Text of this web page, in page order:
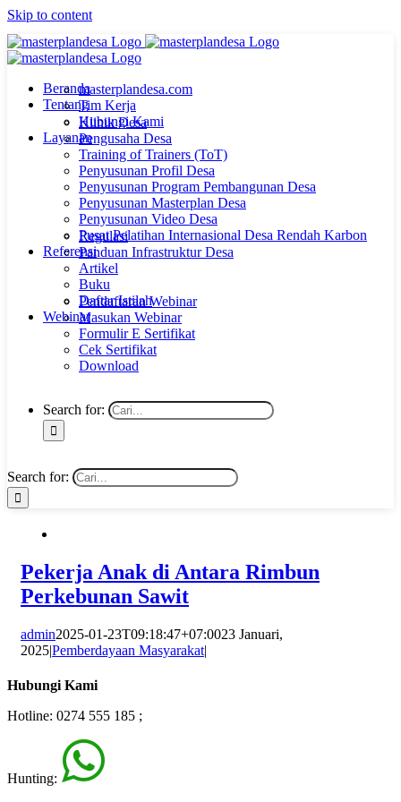
Skip to content
Beranda
Tentang
masterplandesa.com
Tim Kerja
Hubungi Kami
Layanan
Klinik Desa
Pengusaha Desa
Training of Trainers (ToT)
Penyusunan Profil Desa
Penyusunan Program Pembangunan Desa
Penyusunan Masterplan Desa
Penyusunan Video Desa
Pusat Pelatihan Internasional Desa Rendah Karbon
Referensi
Regulasi
Panduan Infrastruktur Desa
Artikel
Buku
Daftar Istilah
Webinar
Pendaftaran Webinar
Masukan Webinar
Formulir E Sertifikat
Cek Sertifikat
Download
Search for:
Search for:
Pekerja Anak di Antara Rimbun
Perkebunan Sawit
admin2025-01-23T09:18:47+07:0023 Januari,
2025|Pemberdayaan Masyarakat|
Hubungi Kami
Hotline: 0274 555 185 ;
Hunting: